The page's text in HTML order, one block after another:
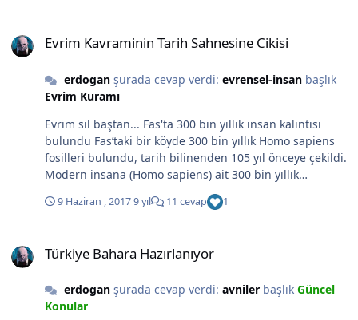
Evrim Kavraminin Tarih Sahnesine Cikisi
erdoganşurada cevap verdi: evrensel-insanbaşlık
Evrim Kuramı
Evrim sil baştan... Fas'ta 300 bin yıllık insan kalıntısı
bulundu Fas’taki bir köyde 300 bin yıllık Homo sapiens
fosilleri bulundu, tarih bilinenden 105 yıl önceye çekildi.
Modern insana (Homo sapiens) ait 300 bin yıllık
fosillerin bulunmasıyla insanın evrim haritası yeniden
şekillendi. Daha önce bulunmuş en eski Homo sapiens
yıllık fosiller, Afrika genelinde birbiriyle bağlantılı
Almanya’nın Max Planck Evrimsel Antropoloji
Enstitüsü’nden paleoantropolog Philipp Gunz, Nature
9 Haziran , 20179 yıl 11 cevap 1
Türkiye Bahara Hazırlanıyor
erdoganşurada cevap verdi: avnilerbaşlık Güncel
Konular